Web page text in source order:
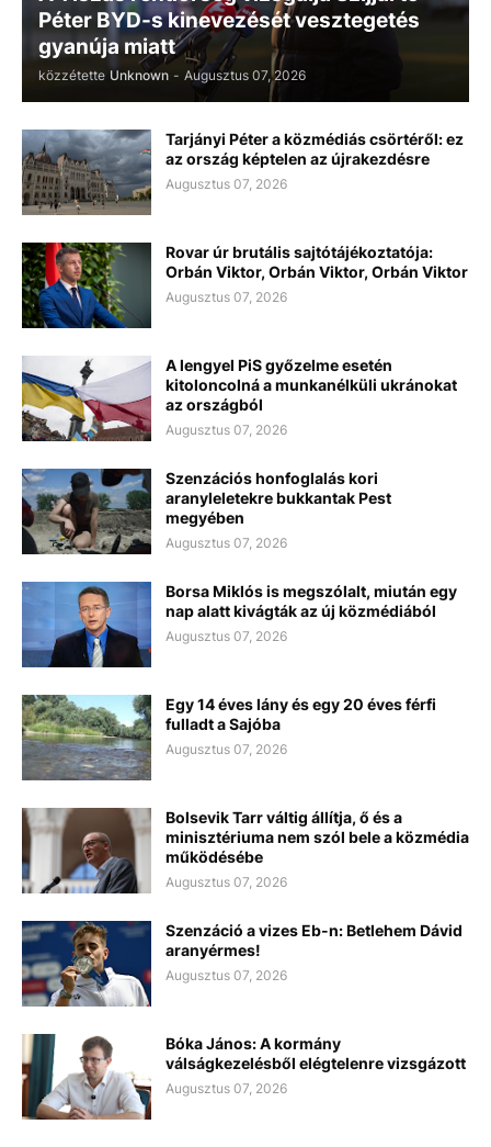
Péter BYD-s kinevezését vesztegetés
gyanúja miatt
közzétette Unknown - Augusztus 07, 2026
Tarjányi Péter a közmédiás csörtéről: ez
az ország képtelen az újrakezdésre
Augusztus 07, 2026
Rovar úr brutális sajtótájékoztatója:
Orbán Viktor, Orbán Viktor, Orbán Viktor
Augusztus 07, 2026
A lengyel PiS győzelme esetén
kitoloncolná a munkanélküli ukránokat
az országból
Augusztus 07, 2026
Szenzációs honfoglalás kori
aranyleletekre bukkantak Pest
megyében
Augusztus 07, 2026
Borsa Miklós is megszólalt, miután egy
nap alatt kivágták az új közmédiából
Augusztus 07, 2026
Egy 14 éves lány és egy 20 éves férfi
fulladt a Sajóba
Augusztus 07, 2026
Bolsevik Tarr váltig állítja, ő és a
minisztériuma nem szól bele a közmédia
működésébe
Augusztus 07, 2026
Szenzáció a vizes Eb-n: Betlehem Dávid
aranyérmes!
Augusztus 07, 2026
Bóka János: A kormány
válságkezelésből elégtelenre vizsgázott
Augusztus 07, 2026